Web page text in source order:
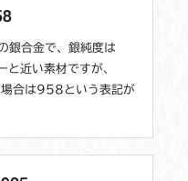
銀合金で、銀純度は
近い素材ですが、
合は958という表記が